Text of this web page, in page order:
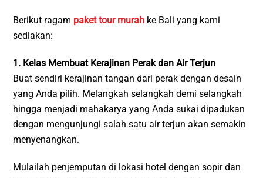
Berikut ragam paket tour murah ke Bali yang kami
sediakan:
1. Kelas Membuat Kerajinan Perak dan Air Terjun
Buat sendiri kerajinan tangan dari perak dengan desain
yang Anda pilih. Melangkah selangkah demi selangkah
hingga menjadi mahakarya yang Anda sukai dipadukan
dengan mengunjungi salah satu air terjun akan semakin
menyenangkan.
Mulailah penjemputan di lokasi hotel dengan sopir dan